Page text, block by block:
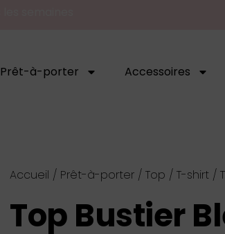
Prêt-à-porter Accessoires
Accueil / Prêt-à-porter / Top / T-shirt /
Top Bustier